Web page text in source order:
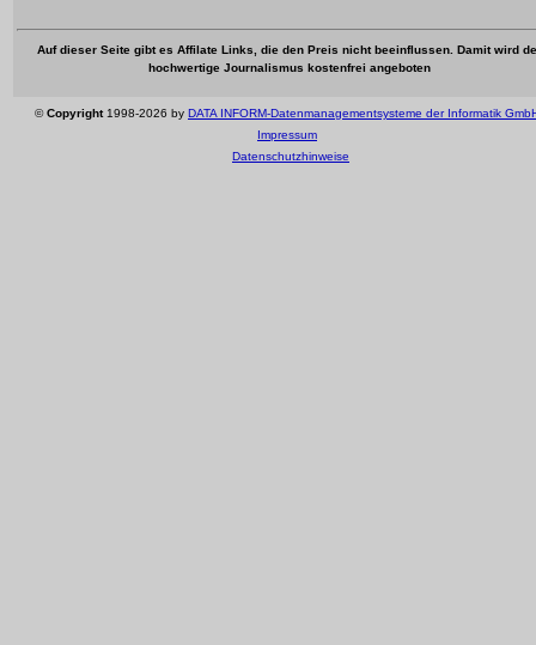
Auf dieser Seite gibt es Affilate Links, die den Preis nicht beeinflussen. Damit wird
hochwertige Journalismus kostenfrei angeboten
©Copyright1998-2026 by DATA INFORM-Datenmanagementsysteme der Informatik
Impressum
Datenschutzhinweise